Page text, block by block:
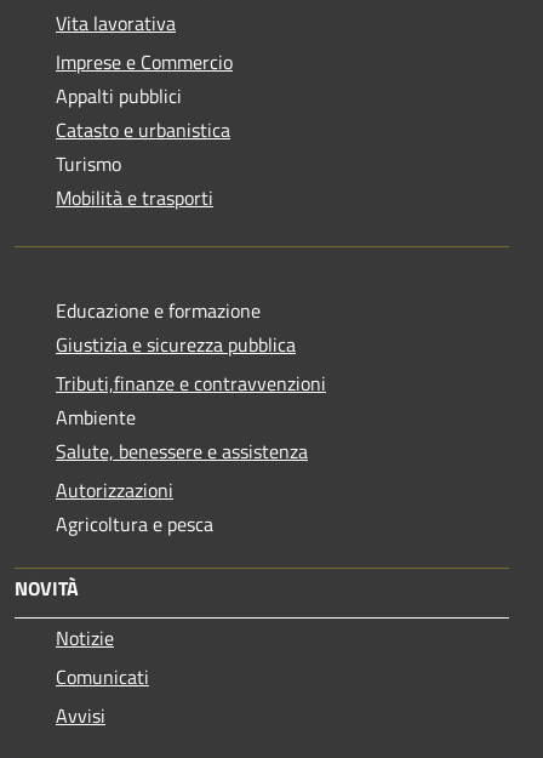
Vita lavorativa
Imprese e Commercio
Appalti pubblici
Catasto e urbanistica
Turismo
Mobilità e trasporti
Educazione e formazione
Giustizia e sicurezza pubblica
Tributi,finanze e contravvenzioni
Ambiente
Salute, benessere e assistenza
Autorizzazioni
Agricoltura e pesca
NOVITÀ
Notizie
Comunicati
Avvisi